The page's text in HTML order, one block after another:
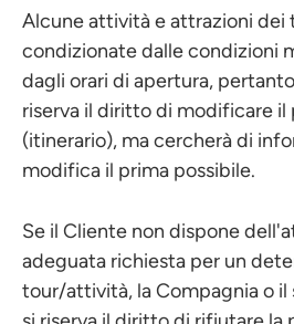
Alcune attività e attrazioni dei
condizionate dalle condizioni
dagli orari di apertura,
riserva il diritto di modificare
(itinerario), ma cercherà di
modifica il prima possibile.
Se il Cliente non dispone
adeguata richiesta per un
tour/attività, la Compagnia o